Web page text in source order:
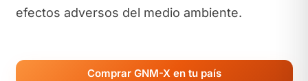
efectos adversos del medio ambiente.
Comprar GNM-X en tu país